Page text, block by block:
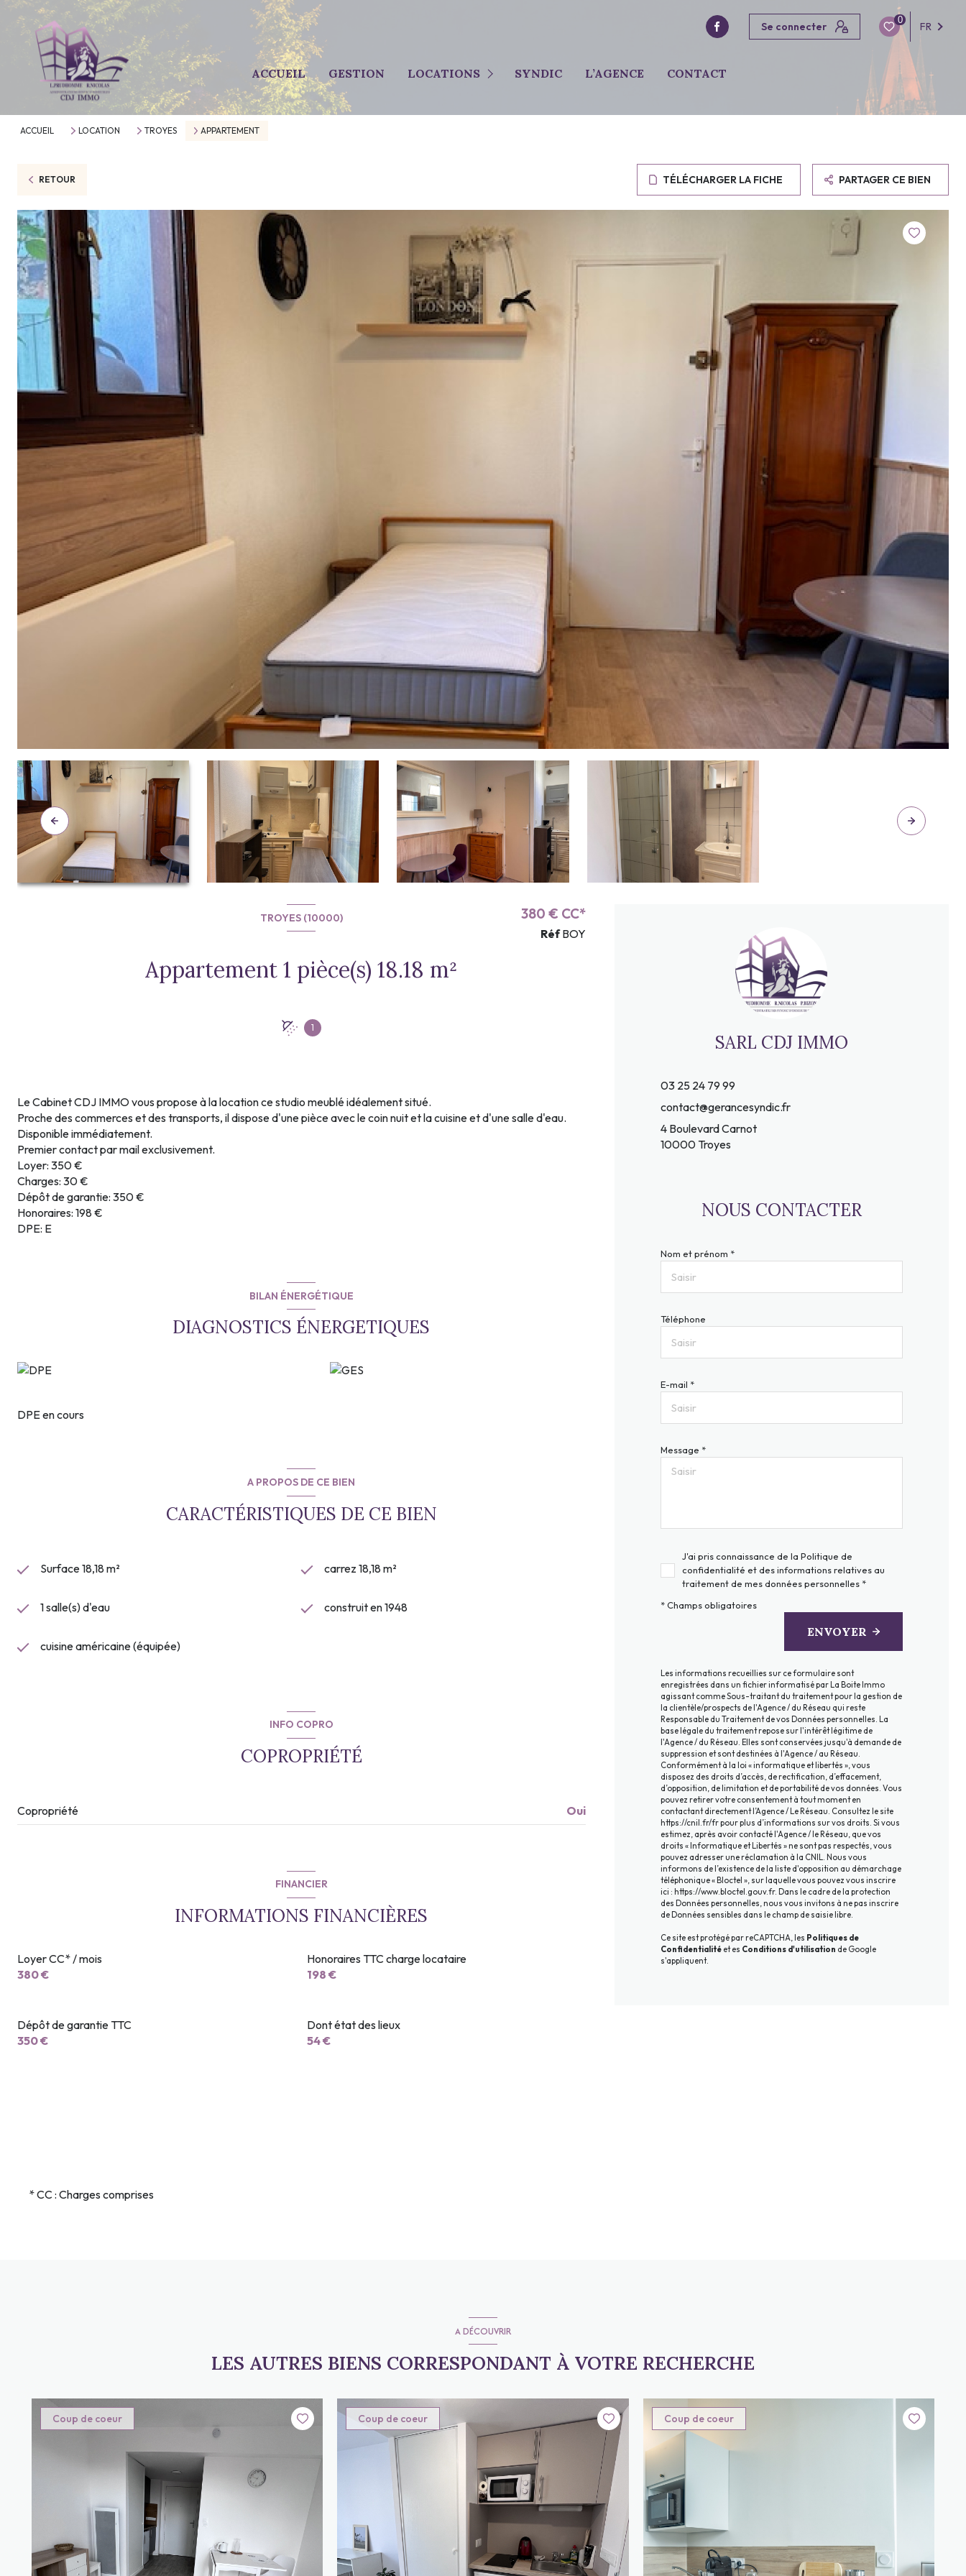
Se connecter
0
FR
ACCUEIL GESTION LOCATIONS
IMMOBILIER PROFESSIONNEL
SYNDIC L’AGENCE CONTACT
ACCUEIL LOCATION TROYES APPARTEMENT
RETOUR TÉLÉCHARGER LA FICHE PARTAGER CE BIEN
TROYES (10000)
Appartement 1 pièce(s) 18.18 m²
1
380 € CC*
RéfBOY
Le Cabinet CDJ IMMO vous propose à la location ce studio meublé idéalement situé.
Proche des commerces et des transports, il dispose d'une pièce avec le coin nuit et la cuisine et d'une salle d'eau.
Disponible immédiatement.
Premier contact par mail exclusivement.
Loyer: 350 €
Charges: 30 €
Dépôt de garantie: 350 €
Honoraires: 198 €
DPE: E
BILAN ÉNERGÉTIQUE
DIAGNOSTICS ÉNERGETIQUES
DPE en cours
A PROPOS DE CE BIEN
CARACTÉRISTIQUES DE CE BIEN
Surface 18,18 m² carrez 18,18 m²
1 salle(s) d'eau construit en 1948
cuisine américaine (équipée)
INFO COPRO
COPROPRIÉTÉ
Copropriété Oui
FINANCIER
INFORMATIONS FINANCIÈRES
Loyer CC* / mois
380 €
Honoraires TTC charge locataire
198 €
Dont état des lieux
54 €
Dépôt de garantie TTC
350 €
SARL CDJ IMMO
03 25 24 79 99
contact@gerancesyndic.fr
4 Boulevard Carnot
10000 Troyes
NOUS CONTACTER
Nom et prénom *
Téléphone
E-mail *
Message *
J'ai pris connaissance de la Politique de
confidentialité et des informations relatives au
traitement de mes données personnelles *
* Champs obligatoires
ENVOYER
Les informations recueillies sur ce formulaire sont
enregistrées dans un fichier informatisé par La Boite Immo
agissant comme Sous-traitant du traitement pour la gestion de
la clientèle/prospects de l'Agence / du Réseau qui reste
Responsable du Traitement de vos Données personnelles. La
base légale du traitement repose sur l'intérêt légitime de
l'Agence / du Réseau. Elles sont conservées jusqu'à demande de
suppression et sont destinées à l'Agence / au Réseau.
Conformément à la loi « informatique et libertés », vous
disposez des droits d’accès, de rectification, d’effacement,
d’opposition, de limitation et de portabilité de vos données. Vous
pouvez retirer votre consentement à tout moment en
contactant directement l’Agence / Le Réseau. Consultez le site
https://cnil.fr/frpour plus d’informations sur vos droits. Si vous
estimez, après avoir contacté l'Agence / le Réseau, que vos
droits « Informatique et Libertés » ne sont pas respectés, vous
pouvez adresser une réclamation à la CNIL. Nous vous
informons de l’existence de la liste d'opposition au démarchage
téléphonique « Bloctel », sur laquelle vous pouvez vous inscrire
ici : https://www.bloctel.gouv.fr. Dans le cadre de la protection
des Données personnelles, nous vous invitons à ne pas inscrire
de Données sensibles dans le champ de saisie libre.
Ce site est protégé par reCAPTCHA, les Politiques de
Confidentialitéet es Conditions d'utilisation de Google
s'appliquent.
* CC : Charges comprises
A DÉCOUVRIR
LES AUTRES BIENS CORRESPONDANT À VOTRE RECHERCHE
Coup de coeur Coup de coeur Coup de coeur